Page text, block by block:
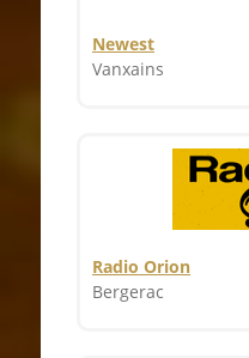
Newest
Vanxains
Radio Orion
Bergerac